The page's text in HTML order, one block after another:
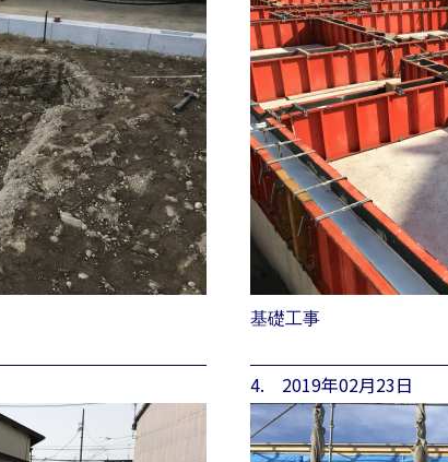
基礎工事
4. 2019年02月23日